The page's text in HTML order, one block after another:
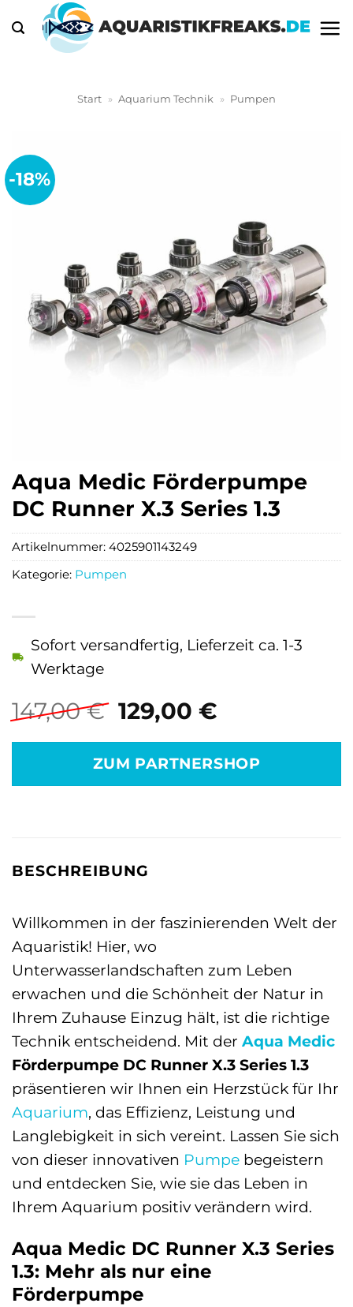
Inhalt
springen
Start » Aquarium Technik » Pumpen
-18%
Aqua Medic Förderpumpe
DC Runner X.3 Series 1.3
147,00€ Ursprünglicher
Preis
war:
147,00 €
129,00 €Aktueller
ist:
129,00 €.
Sofort versandfertig, Lieferzeit ca. 1-3
Werktage
ZUM PARTNERSHOP
Artikelnummer: 4025901143249
Kategorie: Pumpen
BESCHREIBUNG
Willkommen in der faszinierenden Welt der
Aquaristik! Hier, wo
Unterwasserlandschaften zum Leben
erwachen und die Schönheit der Natur in
Ihrem Zuhause Einzug hält, ist die richtige
Technik entscheidend. Mit der Aqua Medic
Förderpumpe DC Runner X.3 Series 1.3
präsentieren wir Ihnen ein Herzstück für Ihr
Aquarium, das Effizienz, Leistung und
Langlebigkeit in sich vereint. Lassen Sie sich
von dieser innovativen Pumpe begeistern
und entdecken Sie, wie sie das Leben in
Ihrem Aquarium positiv verändern wird.
Aqua Medic DC Runner X.3 Series
1.3: Mehr als nur eine
Förderpumpe